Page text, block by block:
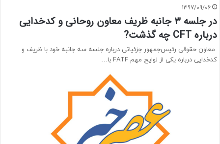
1397/09/06
در جلسه ۳ جانبه ظریف معاون روحانی و کدخدایی
درباره CFT چه گذشت?
معاون حقوقی رئیس‌جمهور جزئیاتی درباره جلسه سه جانبه خود با ظریف و
کدخدایی درباره یکی از لوایح مهم FATF با…